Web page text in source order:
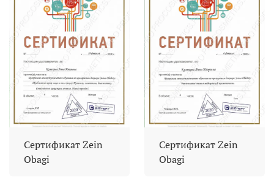
Сертификат Zein
Obagi
Сертификат Zein
Obagi